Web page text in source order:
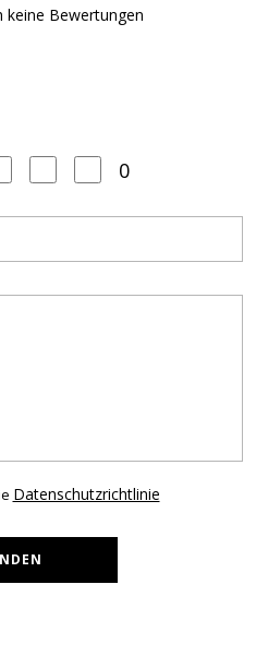
keine Bewertungen
0
Datenschutzrichtlinie